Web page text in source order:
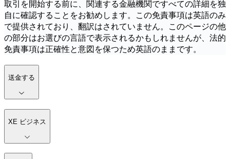
取引を開始する前に、関連する金融機関ですべての詳細を独
自に確認することをお勧めします。この免責事項は英語のみ
で提供されており、翻訳はされていません。このページの他
の部分はお選びの言語で表示されるかもしれませんが、法的
免責事項は正確性と意図を保つため英語のままです。
送金する
XE ビジネス